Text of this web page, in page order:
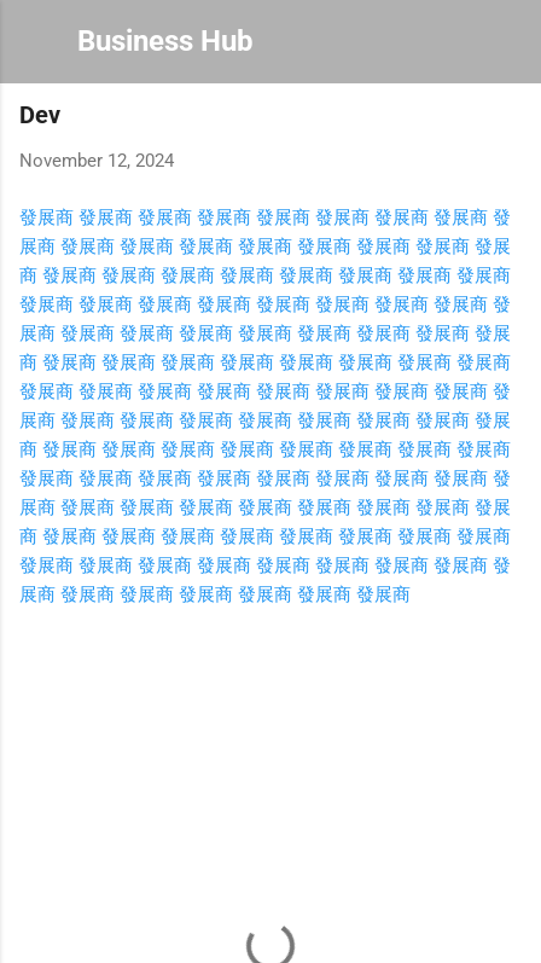
Skip to main content
Business Hub
Dev
November 12, 2024
發展商 發展商 發展商 發展商 發展商 發展商 發展商 發展商 發
展商 發展商 發展商 發展商 發展商 發展商 發展商 發展商 發展
商 發展商 發展商 發展商 發展商 發展商 發展商 發展商 發展商
發展商 發展商 發展商 發展商 發展商 發展商 發展商 發展商 發
展商 發展商 發展商 發展商 發展商 發展商 發展商 發展商 發展
商 發展商 發展商 發展商 發展商 發展商 發展商 發展商 發展商
發展商 發展商 發展商 發展商 發展商 發展商 發展商 發展商 發
展商 發展商 發展商 發展商 發展商 發展商 發展商 發展商 發展
商 發展商 發展商 發展商 發展商 發展商 發展商 發展商 發展商
發展商 發展商 發展商 發展商 發展商 發展商 發展商 發展商 發
展商 發展商 發展商 發展商 發展商 發展商 發展商 發展商 發展
商 發展商 發展商 發展商 發展商 發展商 發展商 發展商 發展商
發展商 發展商 發展商 發展商 發展商 發展商 發展商 發展商 發
展商 發展商 發展商 發展商 發展商 發展商 發展商